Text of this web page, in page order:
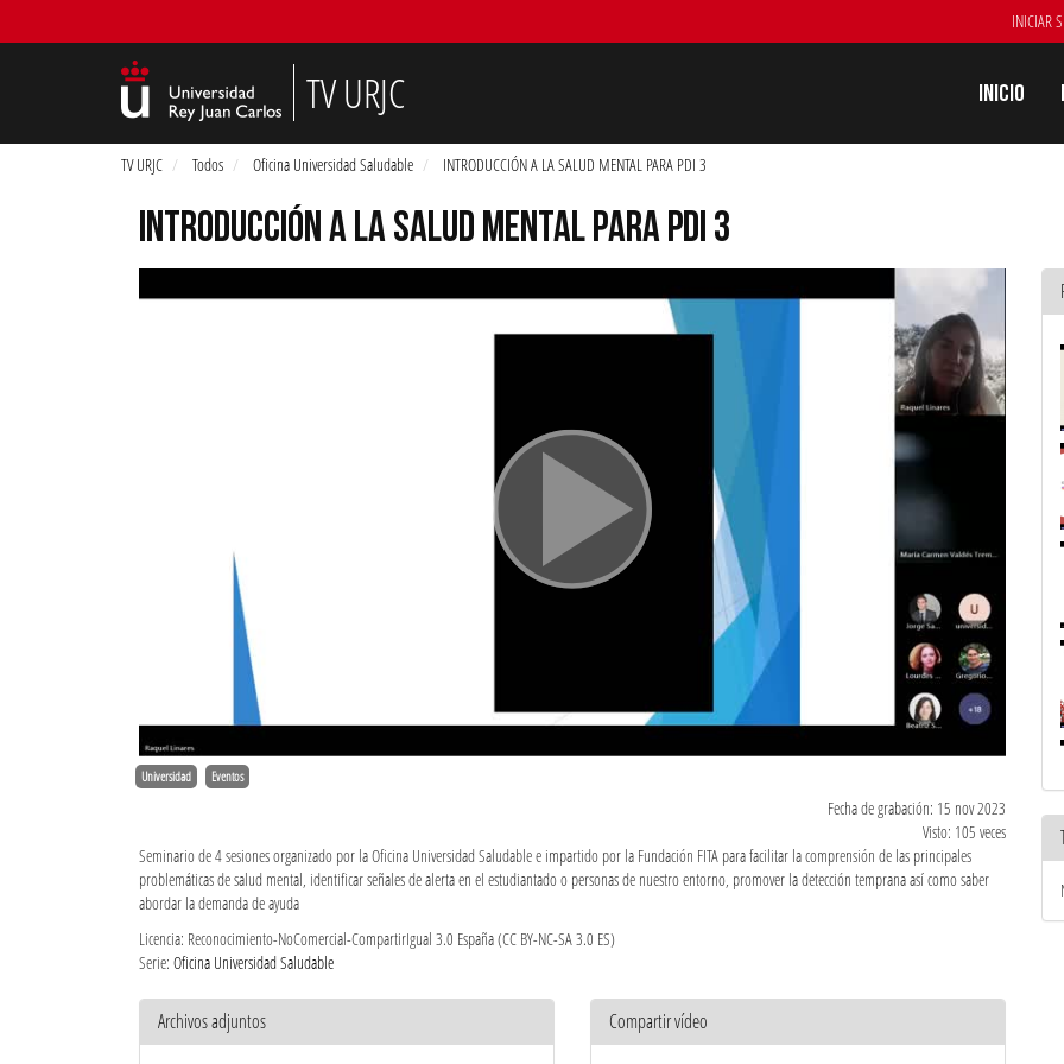
INICIAR
TV URJC Inicio
TV URJC Todos Oficina Universidad Saludable INTRODUCCIÓN A LA SALUD MENTAL PARA PDI 3
INTRODUCCIÓN A LA SALUD MENTAL PARA PDI 3
Universidad Eventos
Fecha de grabación: 15 nov 2023
Visto: 105 veces
Seminario de 4 sesiones organizado por la Oficina Universidad Saludable e impartido por la Fundación FITA para facilitar la comprensión de las principales
problemáticas de salud mental, identificar señales de alerta en el estudiantado o personas de nuestro entorno, promover la detección temprana así como saber
abordar la demanda de ayuda
Licencia: Reconocimiento-NoComercial-CompartirIgual 3.0 España (CC BY-NC-SA 3.0 ES)
Serie: Oficina Universidad Saludable
Archivos adjuntos Compartir vídeo